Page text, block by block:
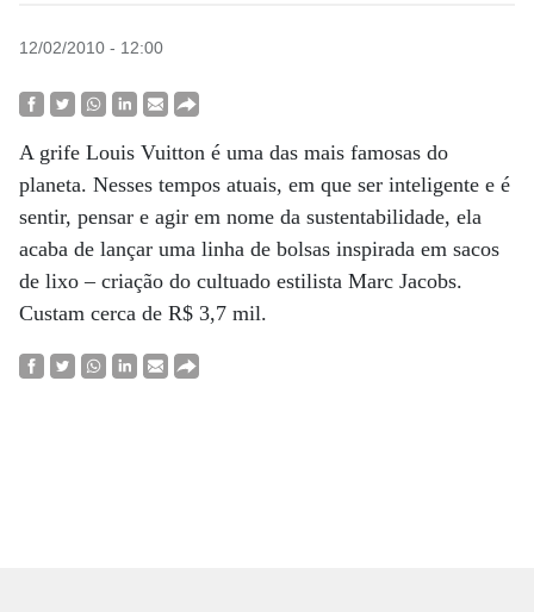
12/02/2010 - 12:00
A grife Louis Vuitton é uma das mais famosas do
planeta. Nesses tempos atuais, em que ser inteligente e é
sentir, pensar e agir em nome da sustentabilidade, ela
acaba de lançar uma linha de bolsas inspirada em sacos
de lixo – criação do cultuado estilista Marc Jacobs.
Custam cerca de R$ 3,7 mil.